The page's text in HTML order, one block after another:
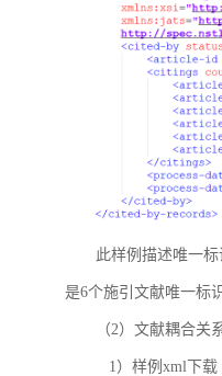
此样例描述唯一标
是6个施引文献唯一标
（2）文献耦合关
1）样例xml下载